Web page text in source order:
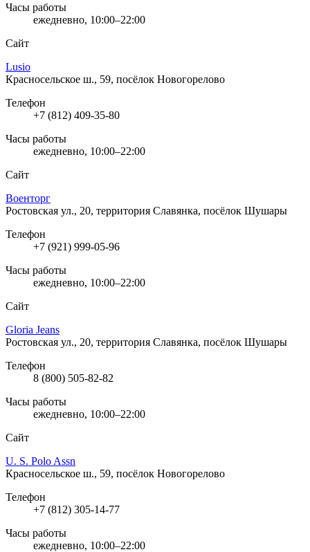
Часы работы
ежедневно, 10:00–22:00
Сайт
Lusio
Красносельское ш., 59, посёлок Новогорелово
Телефон
+7 (812) 409-35-80
Часы работы
ежедневно, 10:00–22:00
Сайт
Военторг
Ростовская ул., 20, территория Славянка, посёлок Шушары
Телефон
+7 (921) 999-05-96
Часы работы
ежедневно, 10:00–22:00
Сайт
Gloria Jeans
Ростовская ул., 20, территория Славянка, посёлок Шушары
Телефон
8 (800) 505-82-82
Часы работы
ежедневно, 10:00–22:00
Сайт
U. S. Polo Assn
Красносельское ш., 59, посёлок Новогорелово
Телефон
+7 (812) 305-14-77
Часы работы
ежедневно, 10:00–22:00